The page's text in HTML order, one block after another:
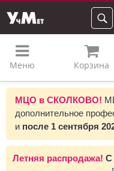
Меню Корзина
МЦО в СКОЛКОВО!
дополнительное
и после 1 сентября
Летняя распродажа! С